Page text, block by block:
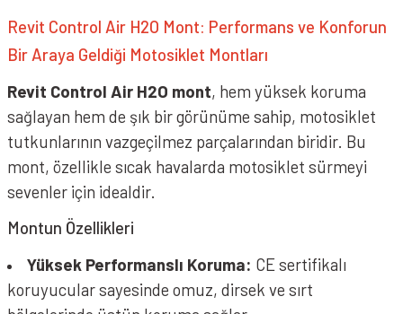
Revit Control Air H2O Mont: Performans ve Konforun
Bir Araya Geldiği Motosiklet Montları
Revit Control Air H2O mont, hem yüksek koruma
sağlayan hem de şık bir görünüme sahip, motosiklet
tutkunlarının vazgeçilmez parçalarından biridir. Bu
mont, özellikle sıcak havalarda motosiklet sürmeyi
sevenler için idealdir.
Montun Özellikleri
Yüksek Performanslı Koruma: CE sertifikalı
koruyucular sayesinde omuz, dirsek ve sırt